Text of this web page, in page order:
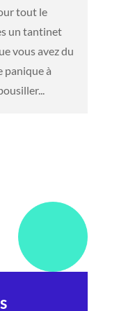
tout le
un tantinet
vous avez du
panique à